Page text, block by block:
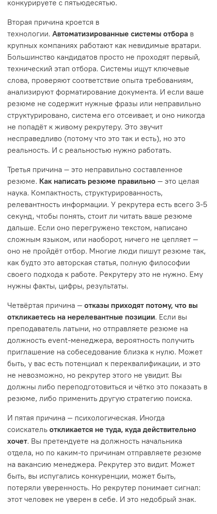
конкурируете с пятьюдесятью.
Вторая причина кроется в
технологии. Автоматизированные системы отбора в
крупных компаниях работают как невидимые вратари.
Большинство кандидатов просто не проходят первый,
технический этап отбора. Системы ищут ключевые
слова, проверяют соответствие опыта требованиям,
анализируют форматирование документа. И если ваше
резюме не содержит нужные фразы или неправильно
структурировано, система его отсеивает, и оно никогда
не попадёт к живому рекрутеру. Это звучит
несправедливо (потому что это так и есть), но это
реальность. И с реальностью нужно работать.
Третья причина — это неправильно составленное
резюме. Как написать резюме правильно — это целая
наука. Компактность, структурированность,
релевантность информации. У рекрутера есть всего 3-5
секунд, чтобы понять, стоит ли читать ваше резюме
дальше. Если оно перегружено текстом, написано
сложным языком, или наоборот, ничего не цепляет —
оно не пройдёт отбор. Многие люди пишут резюме так,
как будто это авторская статья, полную философии
своего подхода к работе. Рекрутеру это не нужно. Ему
нужны факты, цифры, результаты.
Четвёртая причина — отказы приходят потому, что вы
откликаетесь на нерелевантные позиции. Если вы
преподаватель латыни, но отправляете резюме на
должность event-менеджера, вероятность получить
приглашение на собеседование близка к нулю. Может
быть, у вас есть потенциал к переквалификации, и это
не невозможно, но рекрутер этого не увидит. Вы
должны либо переподготовиться и чётко это показать в
резюме, либо применить другую стратегию поиска.
И пятая причина — психологическая. Иногда
соискатель откликается не туда, куда действительно
хочет. Вы претендуете на должность начальника
отдела, но по каким-то причинам отправляете резюме
на вакансию менеджера. Рекрутер это видит. Может
быть, вы испугались конкуренции, может быть,
потеряли уверенность. Но рекрутер понимает сигнал:
этот человек не уверен в себе. И это недобрый знак.